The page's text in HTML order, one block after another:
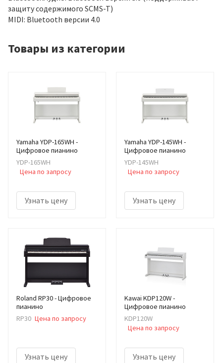
защиту содержимого SCMS-T)
MIDI: Bluetooth версии 4.0
Товары из категории
Yamaha YDP-165WH -
Цифровое пианино
YDP-165WH
Цена по запросу
Узнать цену
Yamaha YDP-145WH -
Цифровое пианино
YDP-145WH
Цена по запросу
Узнать цену
Roland RP30 - Цифровое
пианино
RP30 Цена по запросу
Узнать цену
Kawai KDP120W -
Цифровое пианино
KDP120W
Цена по запросу
Узнать цену